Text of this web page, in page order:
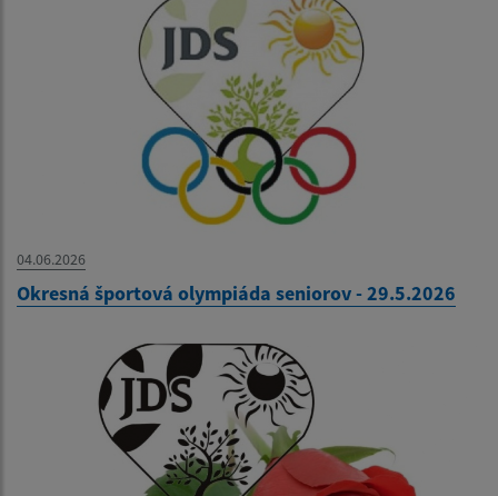
04.06.2026
Okresná športová olympiáda seniorov - 29.5.2026